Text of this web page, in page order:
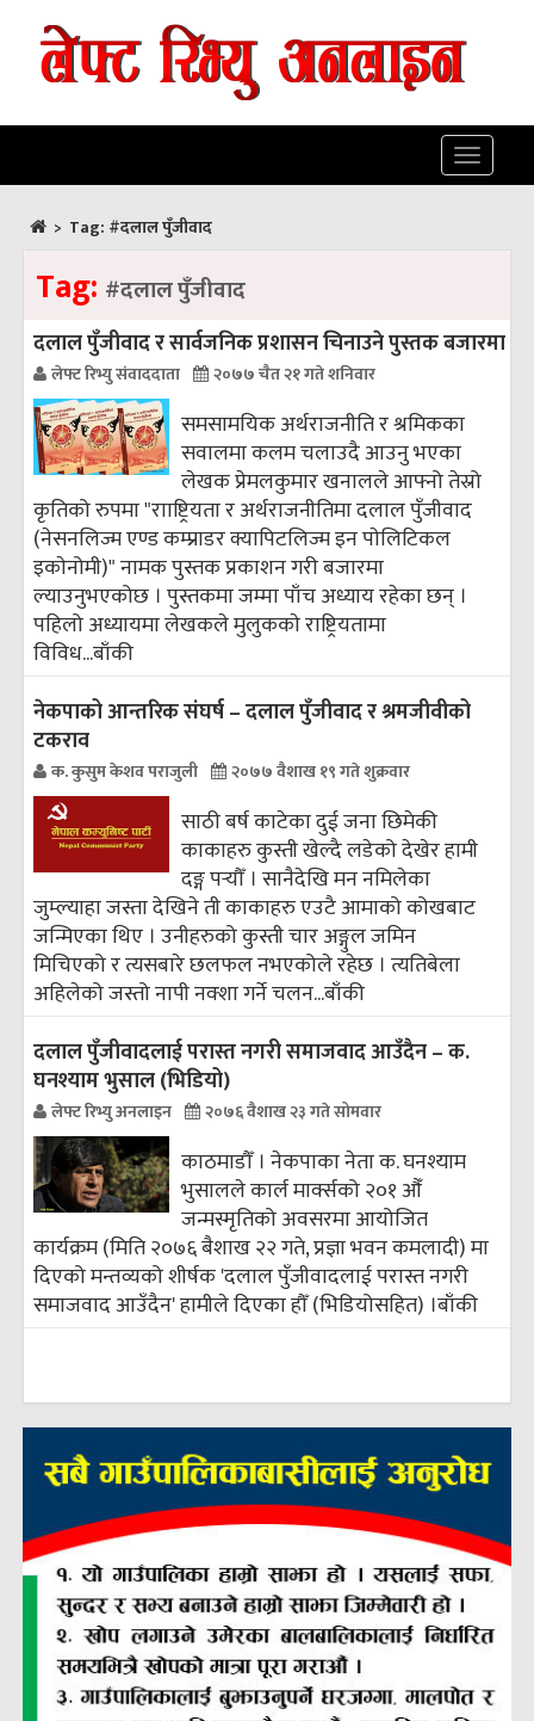
Toggle
> Tag: #दलाल पुँजीवाद
Tag: #दलाल पुँजीवाद
दलाल पुँजीवाद र सार्वजनिक प्रशासन चिनाउने पुस्तक बजारमा
लेफ्ट रिभ्यु संवाददाता २०७७ चैत २१ गते शनिवार
समसामयिक अर्थराजनीति र श्रमिकका
सवालमा कलम चलाउदै आउनु भएका
लेखक प्रेमलकुमार खनालले आफ्नो तेस्रो
कृतिको रुपमा "रााष्ट्रियता र अर्थराजनीतिमा दलाल पुँजीवाद
(नेसनलिज्म एण्ड कम्प्राडर क्यापिटलिज्म इन पाेलिटिकल
इकाेनोमी)" नामक पुस्तक प्रकाशन गरी बजारमा
ल्याउनुभएकोछ । पुस्तकमा जम्मा पाँच अध्याय रहेका छन् ।
पहिलो अध्यायमा लेखकले मुलुककाे राष्ट्रियतामा
विविध...बाँकी
नेकपाको आन्तरिक संघर्ष – दलाल पुँजीवाद र श्रमजीवीको
टकराव
क. कुसुम केशव पराजुली २०७७ वैशाख १९ गते शुक्रवार
साठी बर्ष काटेका दुई जना छिमेकी
काकाहरु कुस्ती खेल्दै लडेको देखेर हामी
दङ्ग पर्‍यौँ । सानैदेखि मन नमिलेका
जुम्ल्याहा जस्ता देखिने ती काकाहरु एउटै आमाको कोखबाट
जन्मिएका थिए । उनीहरुको कुस्ती चार अङ्गुल जमिन
मिचिएको र त्यसबारे छलफल नभएकोले रहेछ । त्यतिबेला
अहिलेको जस्तो नापी नक्शा गर्ने चलन...बाँकी
दलाल पुँजीवादलाई परास्त नगरी समाजवाद आउँदैन – क.
घनश्याम भुसाल (भिडियो)
लेफ्ट रिभ्यु अनलाइन २०७६ वैशाख २३ गते सोमवार
काठमाडौँ । नेकपाका नेता क. घनश्याम
भुसालले कार्ल मार्क्सको २०१ औँ
जन्मस्मृतिको अवसरमा आयोजित
कार्यक्रम (मिति २०७६ बैशाख २२ गते, प्रज्ञा भवन कमलादी) मा
दिएको मन्तव्यको शीर्षक 'दलाल पुँजीवादलाई परास्त नगरी
समाजवाद आउँदैन' हामीले दिएका हौँ (भिडियोसहित) ।बाँकी